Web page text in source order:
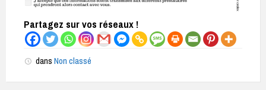
Partagez sur vos réseaux !
dans Non classé